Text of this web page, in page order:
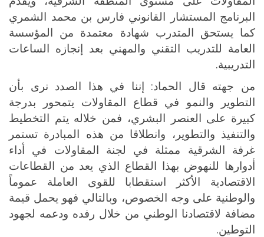
البرنامج المستشار القانوني فارس بن محمد الشمري
كما يستحق المتدرب شهادة معتمدة من المؤسسة
العامة للتدريب التقني والمهني بعد إنجازه الساعات
التدريبية.
من جهته قال الحماد: إننا في هذا الصدد نرى بأن
التطوير والنمو في قطاع المقاولات يتمحور بدرجة
كبيرة على العنصر البشري، فمن خلاله يتم التخطيط
والتنفيذ والتطوير، وانطلاقا من هذه المبادرة تستمر
غرفة الشرقية ممثلة في لجنة المقاولات في أداء
أدوارها للنهوض بهذا القطاع الذي يعد من القطاعات
الاقتصادية الأكثر استقطابا للقوى العاملة عموماً
والوطنية على وجه الخصوص، وبالتالي فهو يحمل قيمة
مضافة لاقتصادنا الوطني من خلال رفده ودعمه لجهود
التوطين.